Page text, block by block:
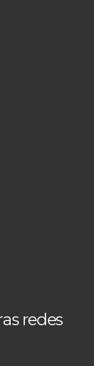
redes